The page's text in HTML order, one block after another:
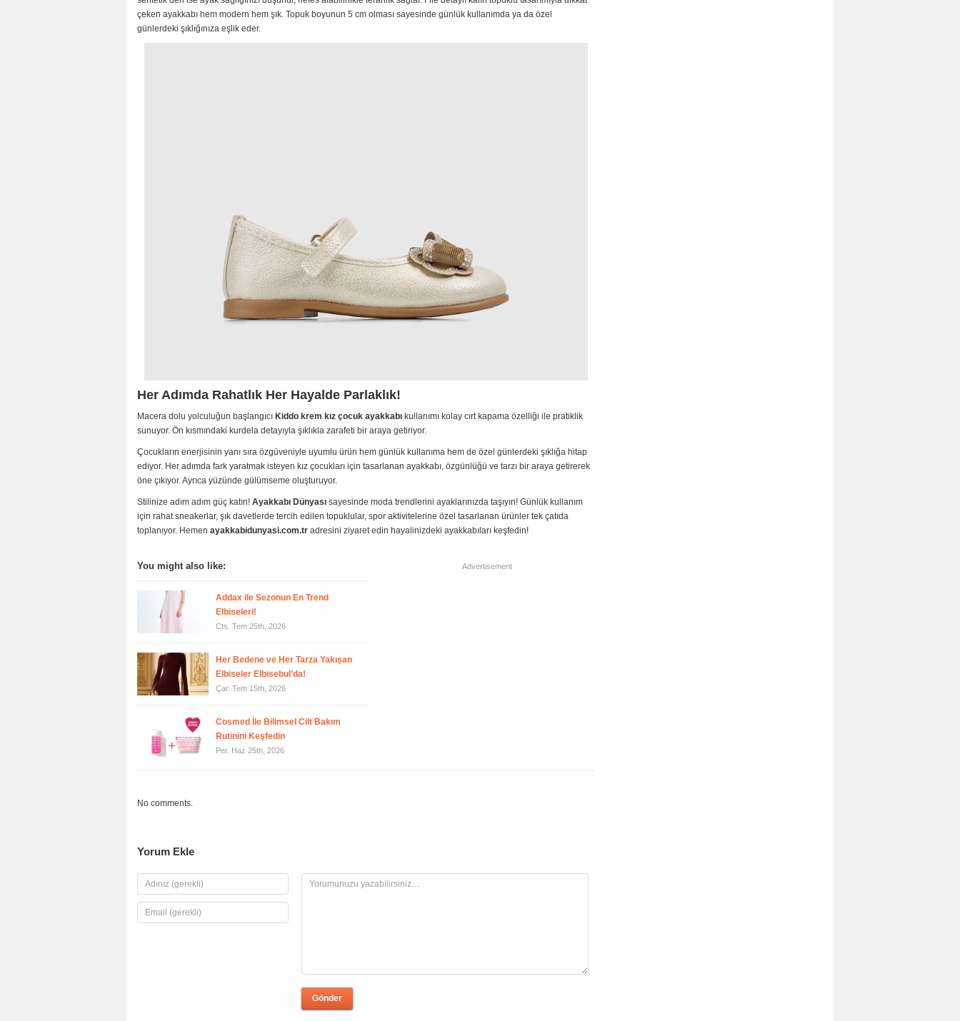
çeken ayakkabı hem modern hem şık. Topuk boyunun 5 cm olması sayesinde günlük kullanımda ya da özel
günlerdeki şıklığınıza eşlik eder.
Her Adımda Rahatlık Her Hayalde Parlaklık!
Macera dolu yolculuğun başlangıcı Kiddo krem kız çocuk ayakkabı kullanımı kolay cırt kapama özelliği ile pratiklik
sunuyor. Ön kısmındaki kurdela detayıyla şıklıkla zarafeti bir araya getiriyor.
Çocukların enerjisinin yanı sıra özgüveniyle uyumlu ürün hem günlük kullanıma hem de özel günlerdeki şıklığa hitap
ediyor. Her adımda fark yaratmak isteyen kız çocukları için tasarlanan ayakkabı, özgünlüğü ve tarzı bir araya getirerek
öne çıkıyor. Ayrıca yüzünde gülümseme oluşturuyor.
Stilinize adım adım güç katın! Ayakkabı Dünyası sayesinde moda trendlerini ayaklarınızda taşıyın! Günlük kullanım
için rahat sneakerlar, şık davetlerde tercih edilen topuklular, spor aktivitelerine özel tasarlanan ürünler tek çatıda
toplanıyor. Hemen ayakkabidunyasi.com.tr adresini ziyaret edin hayalinizdeki ayakkabıları keşfedin!
You might also like:
Addax ile Sezonun En Trend
Elbiseleri!
Cts. Tem 25th, 2026
Her Bedene ve Her Tarza Yakışan
Elbiseler Elbisebul’da!
Çar. Tem 15th, 2026
Cosmed İle Bilimsel Cilt Bakım
Rutinini Keşfedin
Per. Haz 25th, 2026
Advertisement
No comments.
Yorum Ekle
Gönder